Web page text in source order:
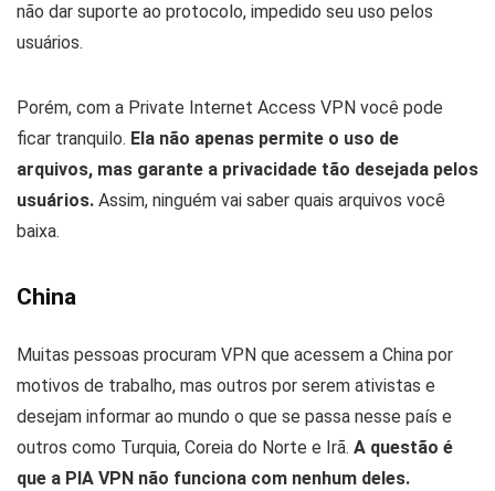
não dar suporte ao protocolo, impedido seu uso pelos
usuários.
Porém, com a Private Internet Access VPN você pode
ficar tranquilo. Ela não apenas permite o uso de
arquivos, mas garante a privacidade tão desejada pelos
usuários. Assim, ninguém vai saber quais arquivos você
baixa.
China
Muitas pessoas procuram VPN que acessem a China por
motivos de trabalho, mas outros por serem ativistas e
desejam informar ao mundo o que se passa nesse país e
outros como Turquia, Coreia do Norte e Irã. A questão é
que a PIA VPN não funciona com nenhum deles.